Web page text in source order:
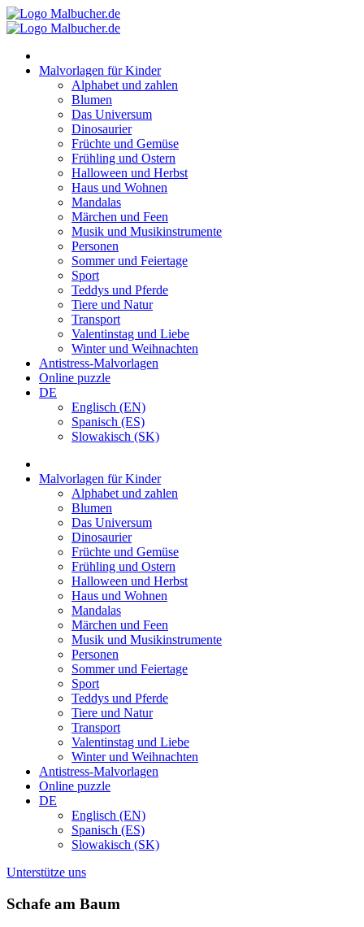
Zum
Inhalt
Malvorlagen für Kinder
Alphabet und zahlen
Blumen
Das Universum
Dinosaurier
Früchte und Gemüse
Frühling und Ostern
Halloween und Herbst
Haus und Wohnen
Mandalas
Märchen und Feen
Musik und Musikinstrumente
Personen
Sommer und Feiertage
Sport
Teddys und Pferde
Tiere und Natur
Transport
Valentinstag und Liebe
Winter und Weihnachten
Antistress-Malvorlagen
Online puzzle
DE
Englisch (EN)
Spanisch (ES)
Slowakisch (SK)
Malvorlagen für Kinder
Alphabet und zahlen
Blumen
Das Universum
Dinosaurier
Früchte und Gemüse
Frühling und Ostern
Halloween und Herbst
Haus und Wohnen
Mandalas
Märchen und Feen
Musik und Musikinstrumente
Personen
Sommer und Feiertage
Sport
Teddys und Pferde
Tiere und Natur
Transport
Valentinstag und Liebe
Winter und Weihnachten
Antistress-Malvorlagen
Online puzzle
DE
Englisch (EN)
Spanisch (ES)
Slowakisch (SK)
Unterstütze uns
Schafe am Baum